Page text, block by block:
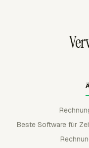
oder FreshBooks
Beste Software für